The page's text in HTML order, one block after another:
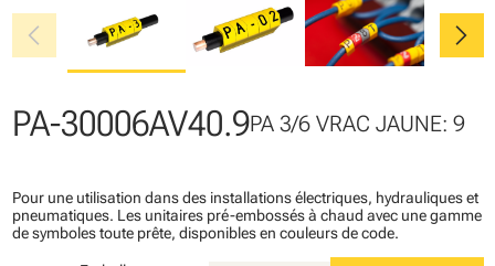
chevron_left chevron_right
PA-30006AV40.9PA 3/6 VRAC JAUNE: 9
Pour une utilisation dans des installations électriques, hydrauliques et
pneumatiques. Les unitaires pré-embossés à chaud avec une gamme
de symboles toute prête, disponibles en couleurs de code.